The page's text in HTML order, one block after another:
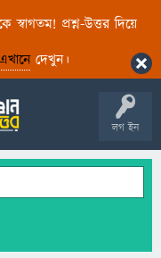
স্বাগতম! প্রশ্ন-উত্তর দিয়ে
দেখুন।
লগ ইন